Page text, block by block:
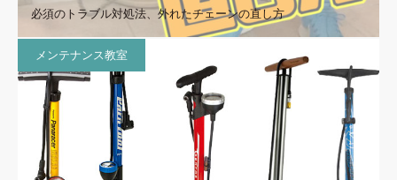
必須のトラブル対処法、外れたチェーンの直し方
メンテナンス教室